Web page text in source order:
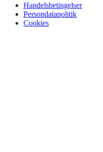
Handelsbetingelser
Persondatapolitik
Cookies